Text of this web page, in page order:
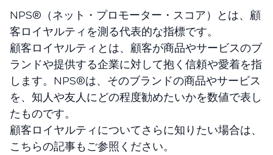
NPS®️（ネット・プロモーター・スコア）とは、顧
客ロイヤルティを測る代表的な指標です。
顧客ロイヤルティとは、顧客が商品やサービスのブ
ランドや提供する企業に対して抱く信頼や愛着を指
します。NPS®️は、そのブランドの商品やサービス
を、知人や友人にどの程度勧めたいかを数値で表し
たものです。
顧客ロイヤルティについてさらに知りたい場合は、
こちらの記事もご参照ください。